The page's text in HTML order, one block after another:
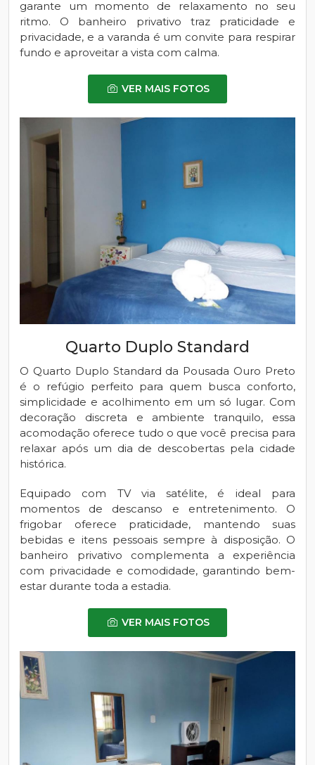
garante um momento de relaxamento no seu
ritmo. O banheiro privativo traz praticidade e
privacidade, e a varanda é um convite para respirar
fundo e aproveitar a vista com calma.
VER MAIS FOTOS
Quarto Duplo Standard
O Quarto Duplo Standard da Pousada Ouro Preto
é o refúgio perfeito para quem busca conforto,
simplicidade e acolhimento em um só lugar. Com
decoração discreta e ambiente tranquilo, essa
acomodação oferece tudo o que você precisa para
relaxar após um dia de descobertas pela cidade
histórica.
Equipado com TV via satélite, é ideal para
momentos de descanso e entretenimento. O
frigobar oferece praticidade, mantendo suas
bebidas e itens pessoais sempre à disposição. O
banheiro privativo complementa a experiência
com privacidade e comodidade, garantindo bem-
estar durante toda a estadia.
VER MAIS FOTOS